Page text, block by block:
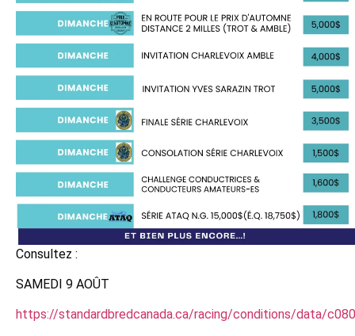
Consultez :
SAMEDI 9 AOÛT
https://standardbredcanada.ca/racing/conditions/data/